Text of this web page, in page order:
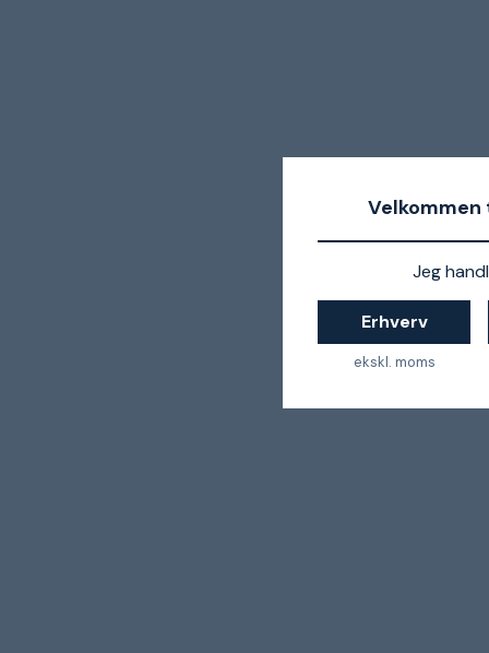
Jeg
Erhverv
ekskl. moms